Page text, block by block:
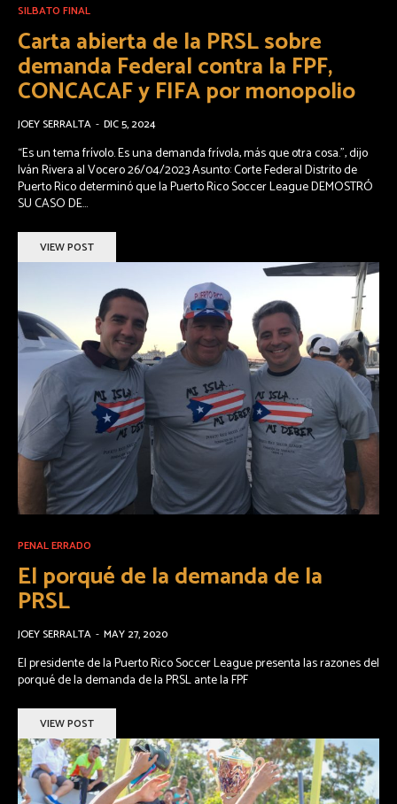
SILBATO FINAL
Carta abierta de la PRSL sobre
demanda Federal contra la FPF,
CONCACAF y FIFA por monopolio
JOEY SERRALTA - DIC 5, 2024
“Es un tema frívolo. Es una demanda frívola, más que otra cosa.”, dijo
Iván Rivera al Vocero 26/04/2023 Asunto: Corte Federal Distrito de
Puerto Rico determinó que la Puerto Rico Soccer League DEMOSTRÓ
SU CASO DE...
VIEW POST
PENAL ERRADO
El porqué de la demanda de la
PRSL
JOEY SERRALTA - MAY 27, 2020
El presidente de la Puerto Rico Soccer League presenta las razones del
porqué de la demanda de la PRSL ante la FPF
VIEW POST